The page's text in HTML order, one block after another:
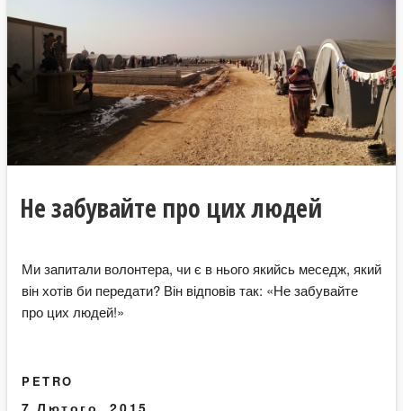
Не забувайте про цих людей
Ми запитали волонтера, чи є в нього якийсь меседж, який
він хотів би передати? Він відповів так: «Не забувайте
про цих людей!»
PETRO